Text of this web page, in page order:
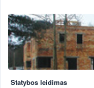
Statybos leidimas